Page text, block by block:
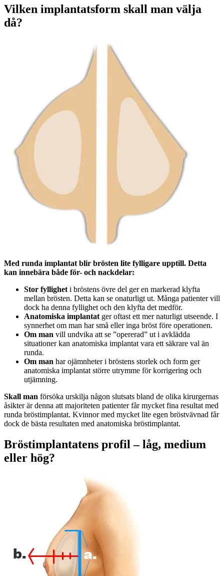
Vilken implantatsform skall man välja
då?
Med runda implantat blir brösten lite fylligare upptill. Detta
kan innebära både för- och nackdelar:
Stor fyllighet i bröstens övre del ger en markerad klyfta
mellan brösten. Detta kan se onaturligt ut. Många patienter vill
dock ha denna fyllighet och den klyfta det medför.
Anatomiska implantat ger oftast ett mer naturligt utseende. I
synnerhet om man har små eller inga bröst före operationen.
Om man vill undvika att se ”opererad” ut i avklädda
situationer kan anatomiska implantat vara ett säkrare val än
runda.
Om man har ojämnheter i bröstens storlek och form ger
anatomiska implantat större utrymme för korrigering och
utjämning.
Skall man försöka urskilja någon slutsats bland de olika kirurgernas
åsikter är denna att majoriteten patienter får mycket fina resultat med
runda bröstimplantat. Kvinnor med mycket lite egen bröstvävnad får
dock de bästa resultaten med anatomiska bröstimplantat.
Bröstimplantatens profil – låg, medium
eller hög?